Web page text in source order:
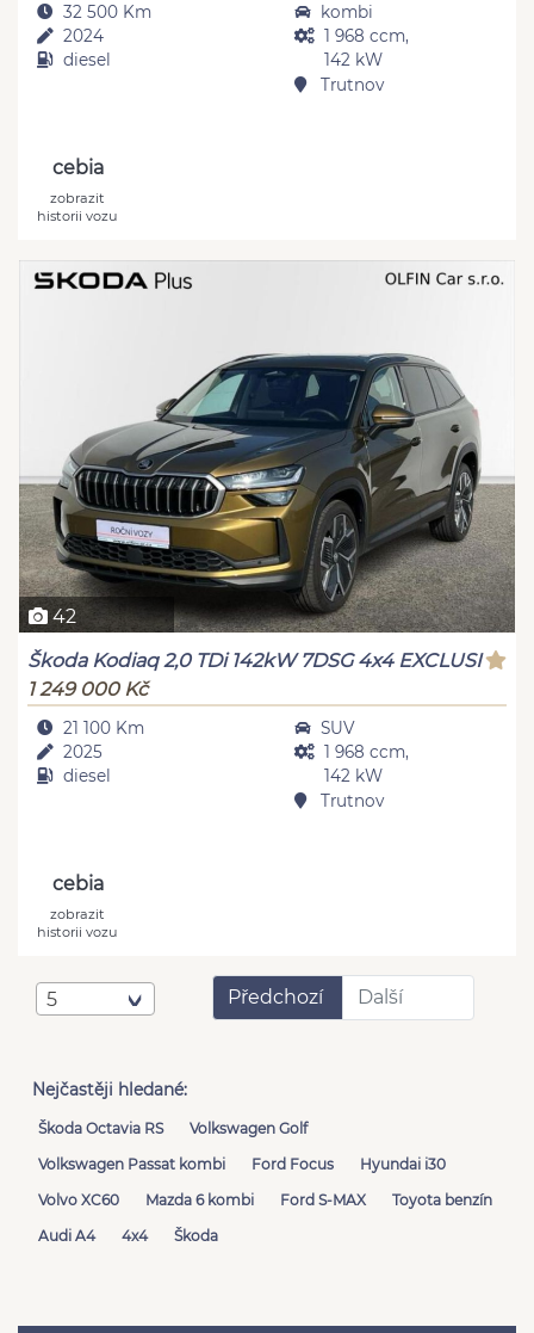
32 500 Km
2024
diesel
kombi
1 968 ccm,
142 kW
Trutnov
cebia
zobrazit
historii vozu
42
Škoda Kodiaq 2,0 TDi 142kW 7DSG 4x4 EXCLUSI
1 249 000 Kč
21 100 Km
2025
diesel
SUV
1 968 ccm,
142 kW
Trutnov
cebia
zobrazit
historii vozu
5 Předchozí Další
Nejčastěji hledané:
Škoda Octavia RS
Volkswagen Golf
Volkswagen Passat kombi
Ford Focus
Hyundai i30
Volvo XC60
Mazda 6 kombi Ford S-MAX
Toyota benzín
Audi A4
4x4 Škoda